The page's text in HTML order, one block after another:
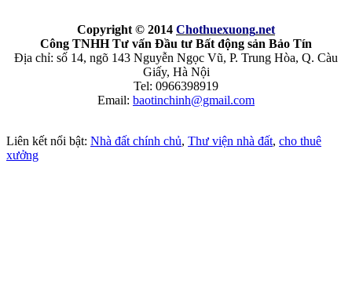
Copyright © 2014 Chothuexuong.net
Công TNHH Tư vấn Đầu tư Bất động sản Bảo Tín
Địa chỉ: số 14, ngõ 143 Nguyễn Ngọc Vũ, P. Trung Hòa, Q. Càu
Giấy, Hà Nội
Tel: 0966398919
Email: baotinchinh@gmail.com
Liên kết nổi bật: Nhà đất chính chủ, Thư viện nhà đất, cho thuê
xưởng